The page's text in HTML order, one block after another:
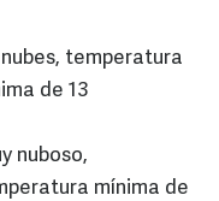
temperatura
de 13
nuboso,
mínima de